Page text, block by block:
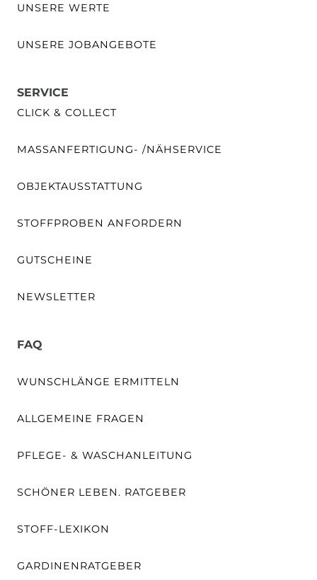
UNSERE WERTE
UNSERE JOBANGEBOTE
SERVICE
CLICK & COLLECT
MASSANFERTIGUNG- /NÄHSERVICE
OBJEKTAUSSTATTUNG
STOFFPROBEN ANFORDERN
GUTSCHEINE
NEWSLETTER
FAQ
WUNSCHLÄNGE ERMITTELN
ALLGEMEINE FRAGEN
PFLEGE- & WASCHANLEITUNG
SCHÖNER LEBEN. RATGEBER
STOFF-LEXIKON
GARDINENRATGEBER